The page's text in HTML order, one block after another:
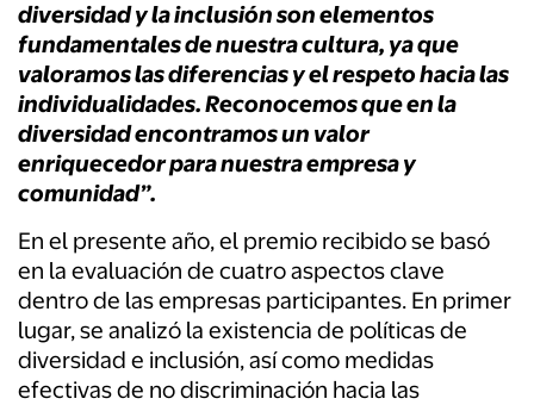
diversidad y la inclusión son elementos
fundamentales de nuestra cultura, ya que
valoramos las diferencias y el respeto hacia las
individualidades. Reconocemos que en la
diversidad encontramos un valor
enriquecedor para nuestra empresa y
comunidad”.
En el presente año, el premio recibido se basó
en la evaluación de cuatro aspectos clave
dentro de las empresas participantes. En primer
lugar, se analizó la existencia de políticas de
diversidad e inclusión, así como medidas
efectivas de no discriminación hacia las